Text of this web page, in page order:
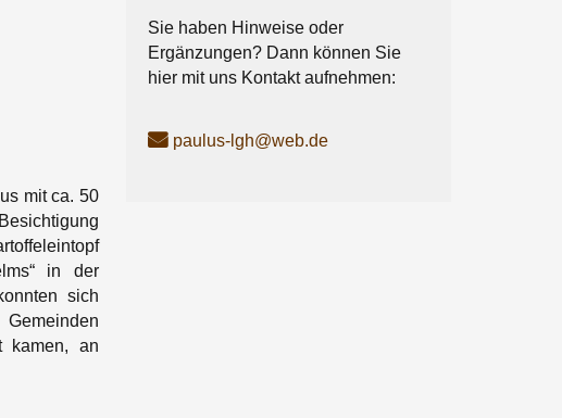
mit ca. 50
in der
sich
kamen, an
Sie haben Hinweise oder
Ergänzungen? Dann können Sie
hier mit uns Kontakt aufnehmen:
paulus-lgh@web.de